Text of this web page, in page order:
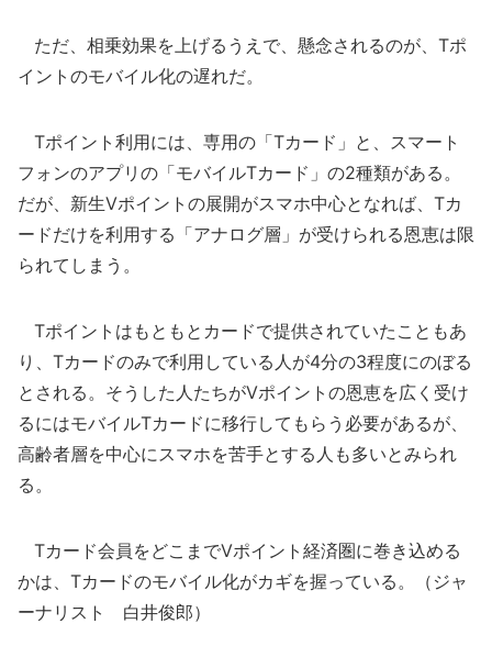
ただ、相乗効果を上げるうえで、懸念されるのが、Tポ
イントのモバイル化の遅れだ。
Tポイント利用には、専用の「Tカード」と、スマート
フォンのアプリの「モバイルTカード」の2種類がある。
だが、新生Vポイントの展開がスマホ中心となれば、Tカ
ードだけを利用する「アナログ層」が受けられる恩恵は限
られてしまう。
Tポイントはもともとカードで提供されていたこともあ
り、Tカードのみで利用している人が4分の3程度にのぼる
とされる。そうした人たちがVポイントの恩恵を広く受け
るにはモバイルTカードに移行してもらう必要があるが、
高齢者層を中心にスマホを苦手とする人も多いとみられ
る。
Tカード会員をどこまでVポイント経済圏に巻き込める
かは、Tカードのモバイル化がカギを握っている。（ジャ
ーナリスト 白井俊郎）